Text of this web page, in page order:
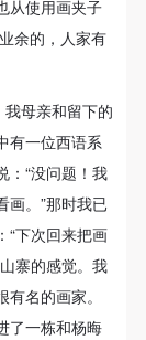
作，可惜后
前所留下来
中国成立初
解，对景、
在为数不少
从使用画夹子
余的，人家有
我母亲和留下的
有一位西语系
：“没问题！我
画。”那时我已
“下次回来把画
寨的感觉。我
名的画家。
了一栋和杨晦
后可作为
规规定。
勾选之日
质档—式二
效力。
部义务，未
凡参加这次
得家属同
签名/勾选
后可作为
规规定。
勾选之日
质档—式二
效力。
部义务，未
凡参加这次
得家属同
签名/勾选
后可作为
规规定。
勾选之日
质档—式二
效力。
部义务，未
凡参加这次
得家属同
签名/勾选